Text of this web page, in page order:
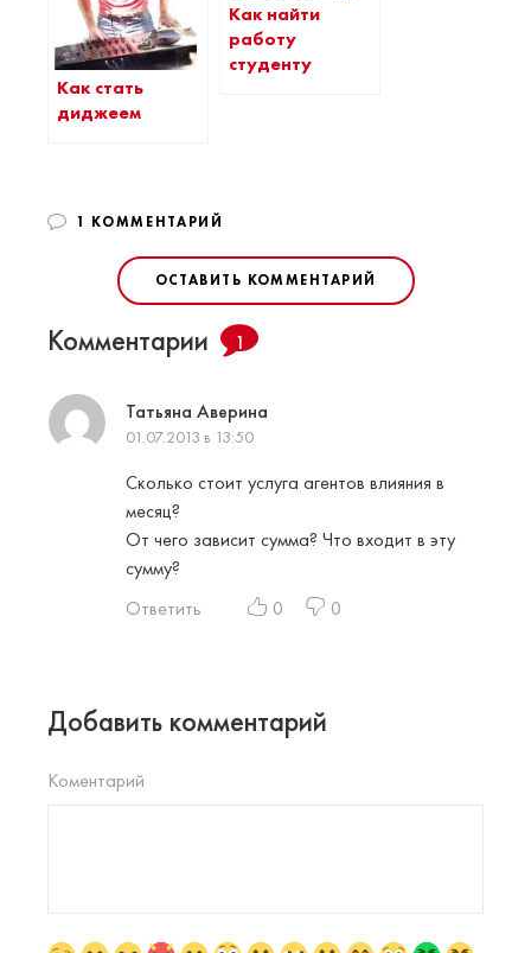
Как стать
диджеем
Как найти
работу
студенту
1 КОММЕНТАРИЙ
ОСТАВИТЬ КОММЕНТАРИЙ
Комментарии 1
Татьяна Аверина
01.07.2013 в 13:50
Сколько стоит услуга агентов влияния в
месяц?
От чего зависит сумма? Что входит в эту
сумму?
Ответить
0 0
Добавить комментарий
Коментарий